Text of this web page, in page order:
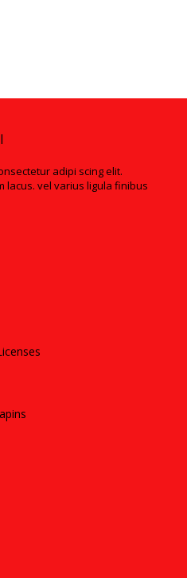
adipi scing elit.
lacus. vel varius ligula finibus